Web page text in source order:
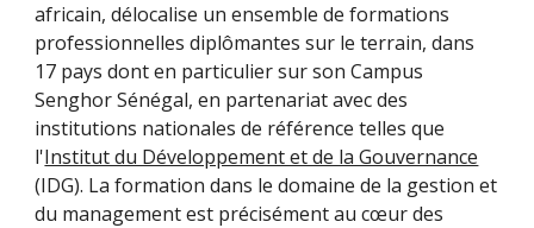
africain, délocalise un ensemble de formations
professionnelles diplômantes sur le terrain, dans
17 pays dont en particulier sur son Campus
Senghor Sénégal, en partenariat avec des
institutions nationales de référence telles que
l'Institut du Développement et de la Gouvernance
(IDG). La formation dans le domaine de la gestion et
du management est précisément au cœur des